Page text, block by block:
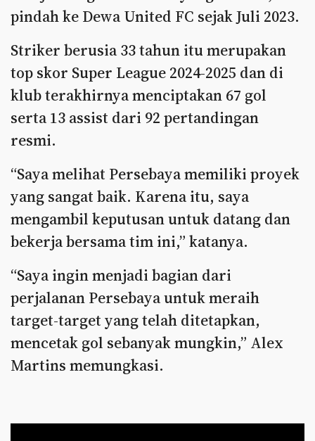
pindah ke Dewa United FC sejak Juli 2023.
Striker berusia 33 tahun itu merupakan
top skor Super League 2024-2025 dan di
klub terakhirnya menciptakan 67 gol
serta 13 assist dari 92 pertandingan
resmi.
“Saya melihat Persebaya memiliki proyek
yang sangat baik. Karena itu, saya
mengambil keputusan untuk datang dan
bekerja bersama tim ini,” katanya.
“Saya ingin menjadi bagian dari
perjalanan Persebaya untuk meraih
target-target yang telah ditetapkan,
mencetak gol sebanyak mungkin,” Alex
Martins memungkasi.